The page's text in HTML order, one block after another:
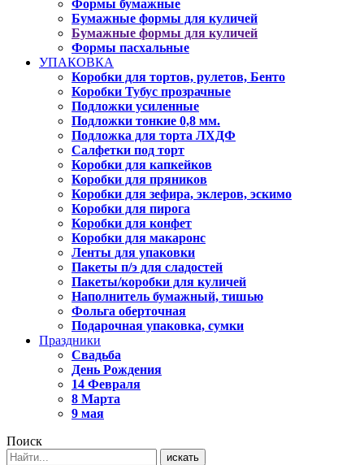
Формы бумажные
Бумажные формы для куличей
Бумажные формы для куличей
Формы пасхальные
УПАКОВКА
Коробки для тортов, рулетов, Бенто
Коробки Тубус прозрачные
Подложки усиленные
Подложки тонкие 0,8 мм.
Подложка для торта ЛХДФ
Салфетки под торт
Коробки для капкейков
Коробки для пряников
Коробки для зефира, эклеров, эскимо
Коробки для пирога
Коробки для конфет
Коробки для макаронс
Ленты для упаковки
Пакеты п/э для сладостей
Пакеты/коробки для куличей
Наполнитель бумажный, тишью
Фольга оберточная
Подарочная упаковка, сумки
Праздники
Свадьба
День Рождения
14 Февраля
8 Марта
9 мая
Поиск
искать